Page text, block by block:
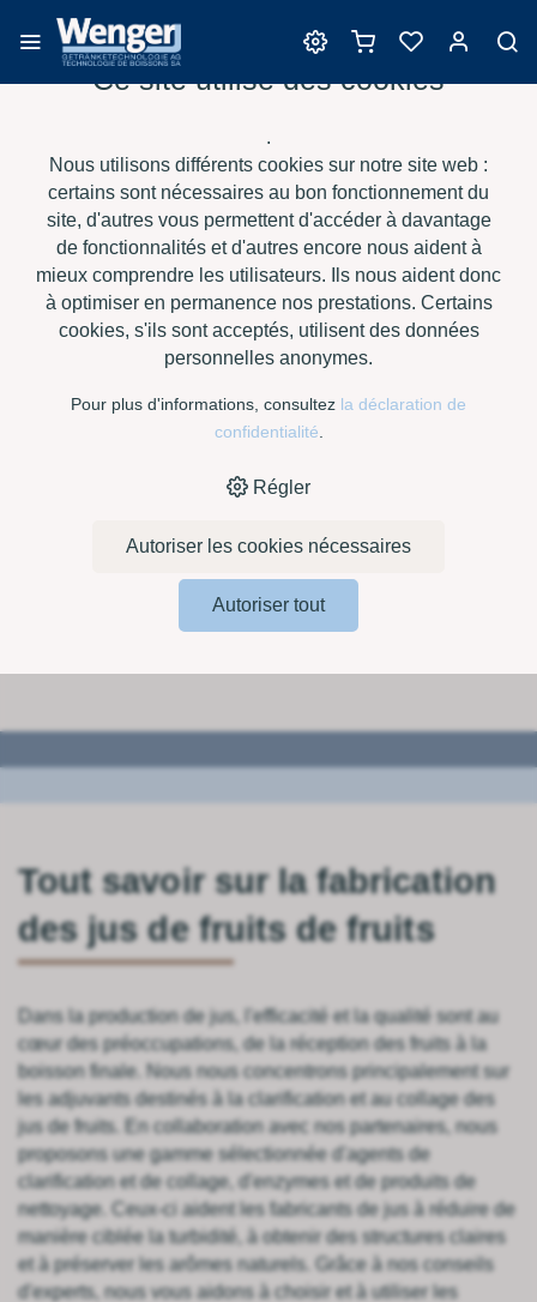
Votre spécialiste pour
la production de jus de
Tout savoir sur la fabrication
des jus de fruits de fruits
Dans la production de jus, l'efficacité et la qualité sont au
cœur des préoccupations, de la réception des fruits à la
boisson finale. Nous nous concentrons principalement sur
les adjuvants destinés à la clarification et au collage des
jus de fruits. En collaboration avec nos partenaires, nous
proposons une gamme sélectionnée d'agents de
clarification et de collage, d'enzymes et de produits de
nettoyage. Ceux-ci aident les fabricants de jus à réduire de
manière ciblée la turbidité, à obtenir des structures claires
et à préserver les arômes naturels. Grâce à nos conseils
d'experts, nous vous aidons à choisir et à utiliser les
Ce site utilise des cookies
.
Nous utilisons différents cookies sur notre site web :
certains sont nécessaires au bon fonctionnement du
site, d'autres vous permettent d'accéder à davantage
de fonctionnalités et d'autres encore nous aident à
mieux comprendre les utilisateurs. Ils nous aident donc
à optimiser en permanence nos prestations. Certains
cookies, s'ils sont acceptés, utilisent des données
personnelles anonymes.
Pour plus d'informations, consultez la déclaration de
confidentialité
Régler
Autoriser les cookies nécessaires
Autoriser tout